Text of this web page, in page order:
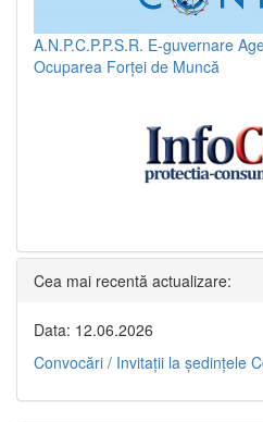
A.N.P.C.P.P.S.R. E-guvernare
Ocuparea Forței de Muncă
Cea mai recentă actualizare:
Data: 12.06.2026
Convocări / Invitaţii la şedinţele